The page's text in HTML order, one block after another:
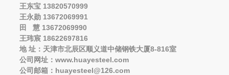
王东宝 13820570999
王永勋 13672069991
田 慧 13672069990
王玮宸 18622697816
地 址：天津市北辰区顺义道中储钢铁大厦8-816室
公司网址：www.huayesteel.com
公司邮箱：huayesteel@126.com